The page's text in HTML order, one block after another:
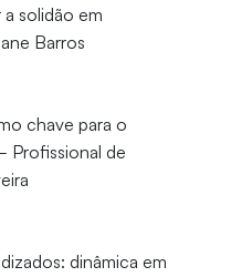
solidão em
Barros
chave para o
Profissional de
dinâmica em